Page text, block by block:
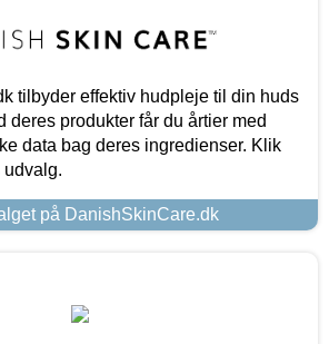
tilbyder effektiv hudpleje til din huds
deres produkter får du årtier med
data bag deres ingredienser. Klik
udvalg.
på DanishSkinCare.dk